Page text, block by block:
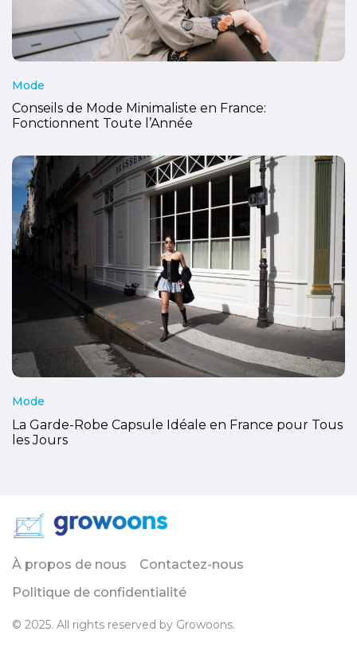
Mode
Conseils de Mode Minimaliste en France:
Fonctionnent Toute l’Année
Mode
La Garde-Robe Capsule Idéale en France pour Tous
les Jours
À propos de nous
Contactez-nous
Politique de confidentialité
© 2025. All rights reserved by Growoons.